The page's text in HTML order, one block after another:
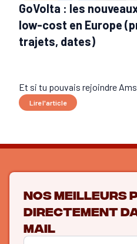
GoVolta : les
low-cost en Europe
trajets, dates)
Et si tu pouvais rejoindre
Lire l'article
Nos meilleurs
directement
mail